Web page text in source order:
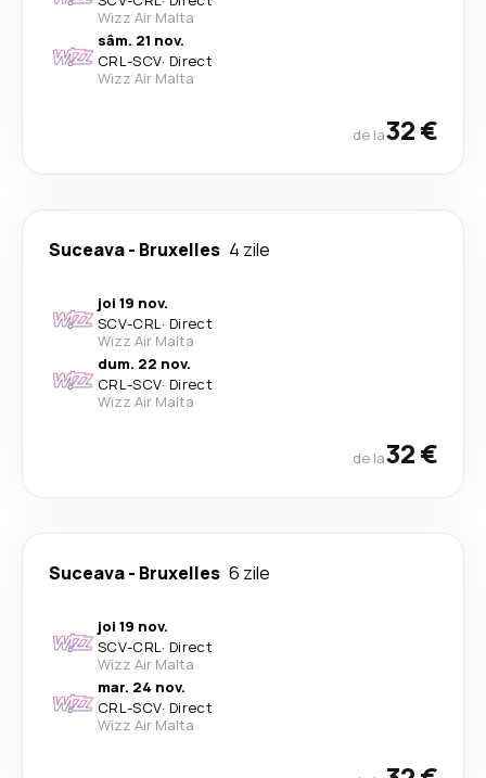
Wizz Air Malta
sâm. 21 nov.
CRL-SCV· Direct
Wizz Air Malta
de la32 €
Suceava- Bruxelles 4 zile
joi 19 nov.
SCV-CRL· Direct
Wizz Air Malta
dum. 22 nov.
CRL-SCV· Direct
Wizz Air Malta
de la32 €
Suceava- Bruxelles 6 zile
joi 19 nov.
SCV-CRL· Direct
Wizz Air Malta
mar. 24 nov.
CRL-SCV· Direct
Wizz Air Malta